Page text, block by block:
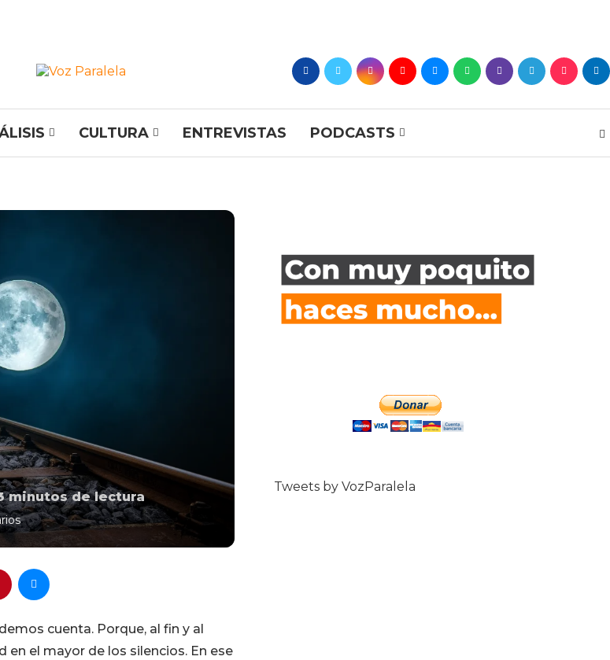
CULTURA ENTREVISTAS PODCASTS
minutos de lectura
cuenta. Porque, al fin y al
el mayor de los silencios. En ese
Tweets by VozParalela